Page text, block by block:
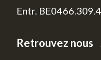
Entr.
Retrouvez nous